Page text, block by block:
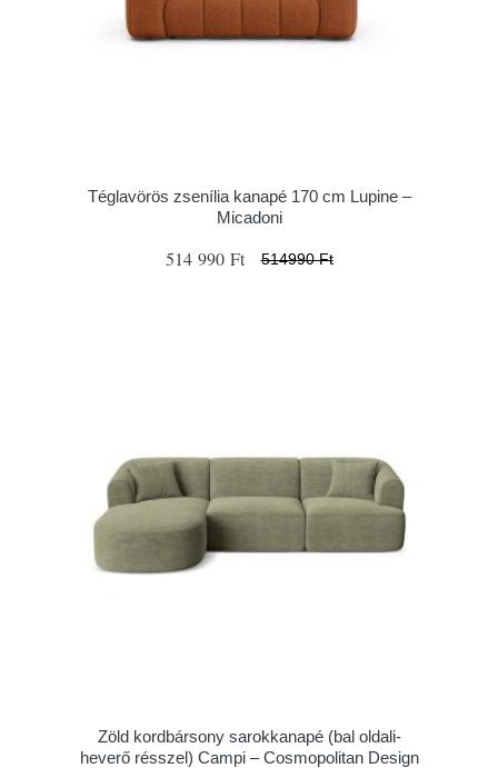
Téglavörös zsenília kanapé 170 cm Lupine –
Micadoni
514 990 Ft 514990 Ft
Zöld kordbársony sarokkanapé (bal oldali-
heverő résszel) Campi – Cosmopolitan Design